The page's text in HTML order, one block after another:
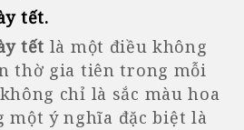
tết.
tết là một điều không
thờ gia tiên trong mỗi
chỉ là sắc màu hoa
một ý nghĩa đặc biệt là